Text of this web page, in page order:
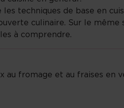
techniques de base en
culinaire. Sur le même
à comprendre.
au fromage et au fraises en